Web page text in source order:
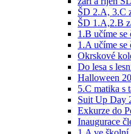
ŠD 2.A, 3.C
ŠD 1.A,2.B
1.B učíme se
1.A učíme se
Okrskové
Do lesa s
Halloween
5.C matika s
Suit Up Day
Exkurze do
Inaugurace